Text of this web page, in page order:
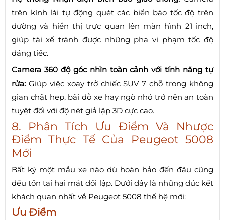
trên kính lái tự động quét các biển báo tốc độ trên
đường và hiển thị trực quan lên màn hình 21 inch,
giúp tài xế tránh được những pha vi phạm tốc độ
đáng tiếc.
Camera 360 độ góc nhìn toàn cảnh với tính năng tự
rửa: Giúp việc xoay trở chiếc SUV 7 chỗ trong không
gian chật hẹp, bãi đỗ xe hay ngõ nhỏ trở nên an toàn
tuyệt đối với độ nét giả lập 3D cực cao.
8. Phân Tích Ưu Điểm Và Nhược
Điểm Thực Tế Của Peugeot 5008
Mới
Bất kỳ một mẫu xe nào dù hoàn hảo đến đâu cũng
đều tồn tại hai mặt đối lập. Dưới đây là những đúc kết
khách quan nhất về Peugeot 5008 thế hệ mới:
Ưu Điểm